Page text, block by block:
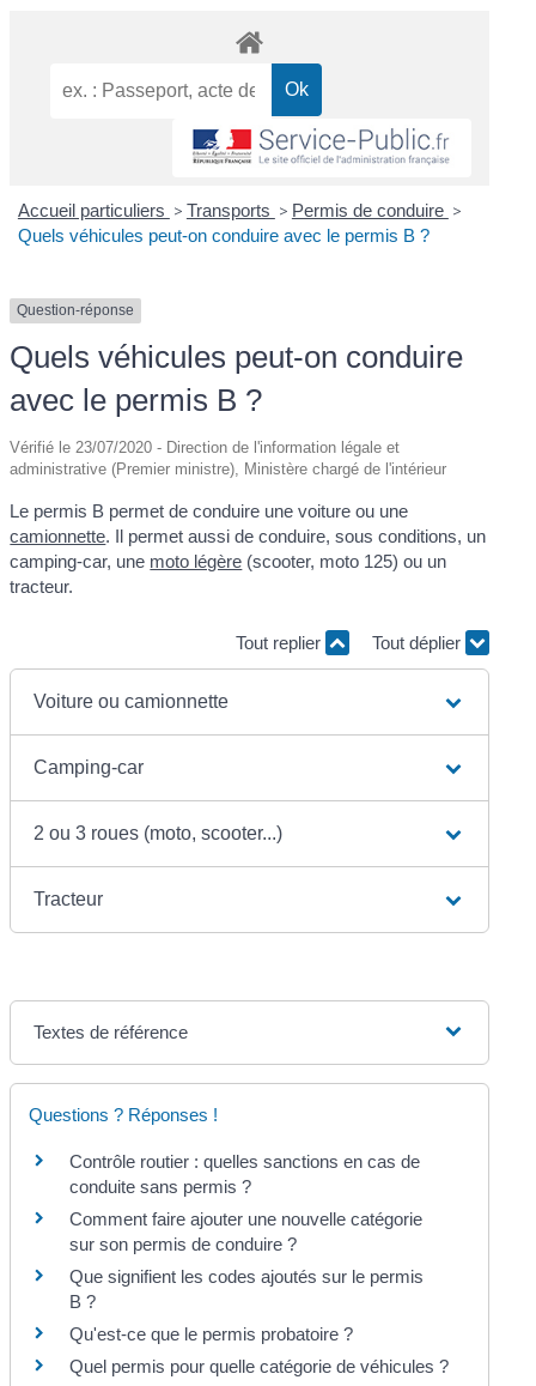
Accueil particuliers > Transports > Permis de conduire >
Quels véhicules peut-on conduire avec le permis B ?
Question-réponse
Quels véhicules peut-on conduire
avec le permis B ?
Vérifié le 23/07/2020 - Direction de l'information légale et
administrative (Premier ministre), Ministère chargé de l'intérieur
Le permis B permet de conduire une voiture ou une
camionnette. Il permet aussi de conduire, sous conditions, un
camping-car, une moto légère (scooter, moto 125) ou un
tracteur.
Tout replier Tout déplier
Voiture ou camionnette
Camping-car
2 ou 3 roues (moto, scooter...)
Tracteur
Textes de référence
Questions ? Réponses !
Contrôle routier : quelles sanctions en cas de
conduite sans permis ?
Comment faire ajouter une nouvelle catégorie
sur son permis de conduire ?
Que signifient les codes ajoutés sur le permis
B ?
Qu'est-ce que le permis probatoire ?
Quel permis pour quelle catégorie de véhicules ?